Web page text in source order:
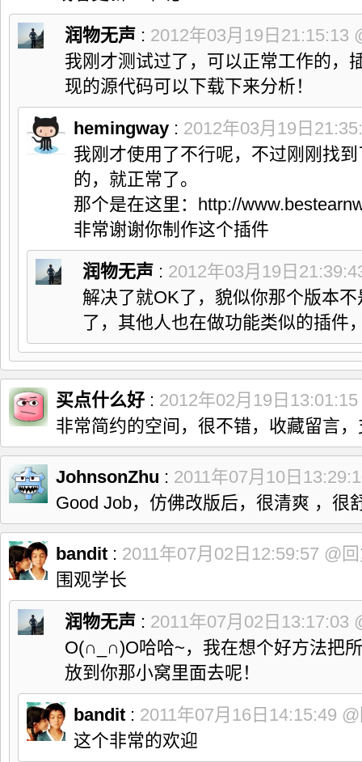
润物无声 : 2012年03月19日21:15:13
我刚才测试过了，可以正常工作的，
现的源代码可以下载下来分析！
hemingway : 2012年03月19日
我刚才使用了不行呢，不过刚刚找
的，就正常了。
那个是在这里：http://
非常谢谢你制作这个插件
润物无声 : 2012年03月19日
解决了就OK了，貌似你那个版本
了，其他人也在做功能类似的插件
买点什么好 : 2012年02月19日13:01:15
非常简约的空间，很不错，收藏留言
JohnsonZhu : 2011年07月10日
Good Job，仿佛改版后，很清爽 ，很
bandit : 2011年07月02日12:59:57 @
围观学长
润物无声 : 2011年07月02日13:17:03
O(∩_∩)O哈哈~，我在想个好方法把
放到你那小窝里面去呢！
bandit : 2011年07月16日14:15:49
这个非常的欢迎